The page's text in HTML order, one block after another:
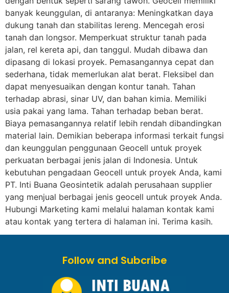
banyak keunggulan, di antaranya: Meningkatkan daya
dukung tanah dan stabilitas lereng. Mencegah erosi
tanah dan longsor. Memperkuat struktur tanah pada
jalan, rel kereta api, dan tanggul. Mudah dibawa dan
dipasang di lokasi proyek. Pemasangannya cepat dan
sederhana, tidak memerlukan alat berat. Fleksibel dan
dapat menyesuaikan dengan kontur tanah. Tahan
terhadap abrasi, sinar UV, dan bahan kimia. Memiliki
usia pakai yang lama. Tahan terhadap beban berat.
Biaya pemasangannya relatif lebih rendah dibandingkan
material lain. Demikian beberapa informasi terkait fungsi
dan keunggulan penggunaan Geocell untuk proyek
perkuatan berbagai jenis jalan di Indonesia. Untuk
kebutuhan pengadaan Geocell untuk proyek Anda, kami
PT. Inti Buana Geosintetik adalah perusahaan supplier
yang menjual berbagai jenis geocell untuk proyek Anda.
Hubungi Marketing kami melalui halaman kontak kami
atau kontak yang tertera di halaman ini. Terima kasih.
Follow and Subcribe